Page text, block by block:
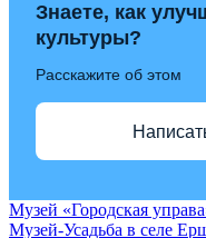
Знаете, как
культуры?
Расскажите об этом
Музей «Городская
Музей-Усадьба в селе